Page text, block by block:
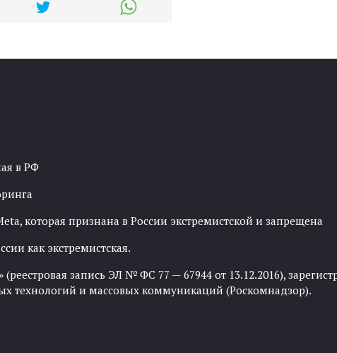
в РФ
которая признана в России экстремистской и запрещена
как экстремистская.
запись ЭЛ № ФС 77 — 67944 от 13.12.2016),
технологий и массовых коммуникаций (Роскомнадзор).